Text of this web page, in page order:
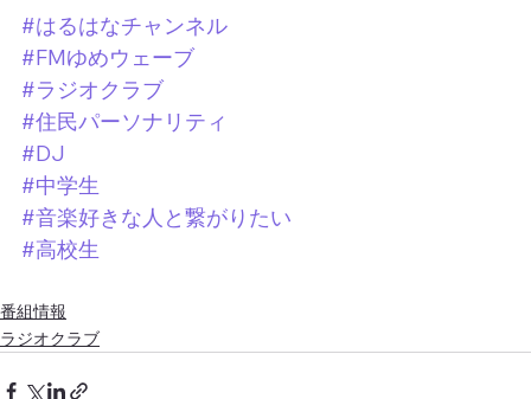
#はるはなチャンネル
#FMゆめウェーブ
#ラジオクラブ
#住民パーソナリティ
#DJ
#中学生
#音楽好きな人と繋がりたい
#高校生
番組情報
ラジオクラブ